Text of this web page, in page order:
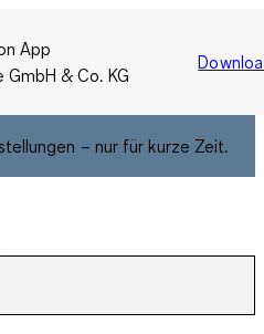
App
& Co. KG
– nur für kurze Zeit.